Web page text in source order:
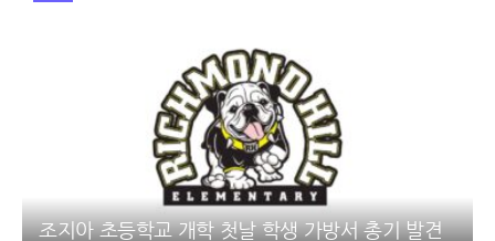
조지아 초등학교 개학 첫날 학생 가방서 총기 발견